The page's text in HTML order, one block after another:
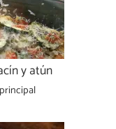
y atún